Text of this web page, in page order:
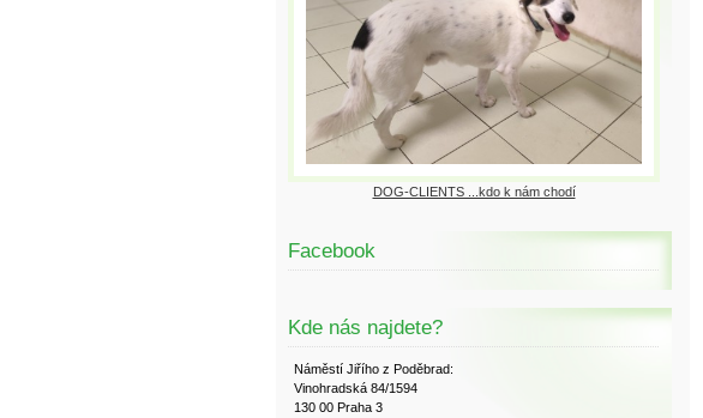
DOG-CLIENTS ...kdo k nám chodí
Facebook
Kde nás najdete?
Náměstí Jiřího z Poděbrad:
Vinohradská 84/1594
130 00 Praha 3